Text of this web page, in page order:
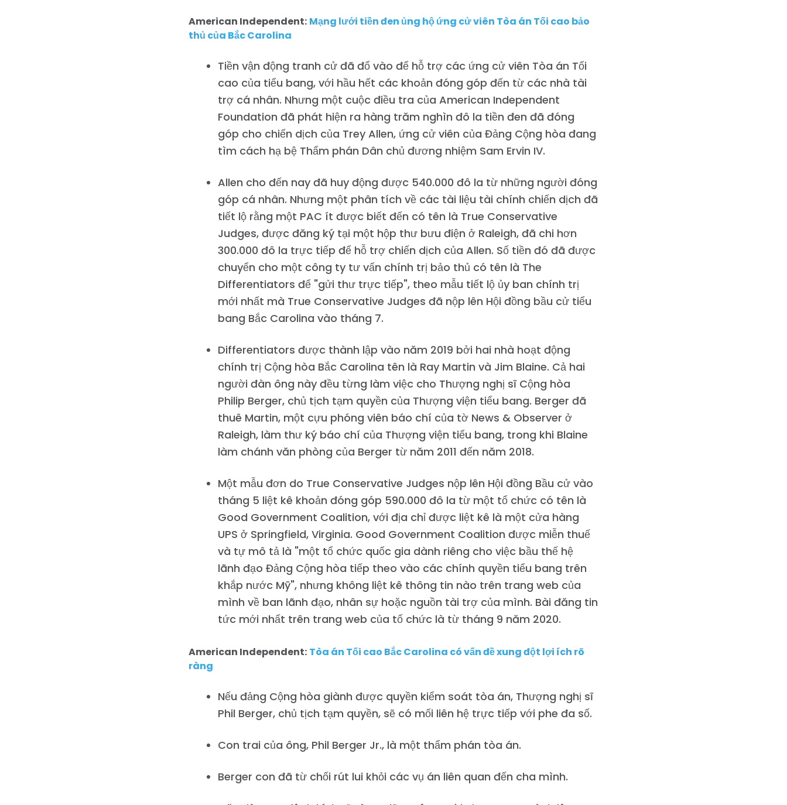
Làm việc với chúng tôi
Hoạt động
Vote
Quyên tặng
American Independent: Mạng lưới tiền đen ủng hộ ứng cử viên Tòa án Tối cao bảo
thủ của Bắc Carolina
Tiền vận động tranh cử đã đổ vào để hỗ trợ các ứng cử viên Tòa án Tối
cao của tiểu bang, với hầu hết các khoản đóng góp đến từ các nhà tài
trợ cá nhân. Nhưng một cuộc điều tra của American Independent
Foundation đã phát hiện ra hàng trăm nghìn đô la tiền đen đã đóng
góp cho chiến dịch của Trey Allen, ứng cử viên của Đảng Cộng hòa đang
tìm cách hạ bệ Thẩm phán Dân chủ đương nhiệm Sam Ervin IV.
Allen cho đến nay đã huy động được 540.000 đô la từ những người đóng
góp cá nhân. Nhưng một phân tích về các tài liệu tài chính chiến dịch đã
tiết lộ rằng một PAC ít được biết đến có tên là True Conservative
Judges, được đăng ký tại một hộp thư bưu điện ở Raleigh, đã chi hơn
300.000 đô la trực tiếp để hỗ trợ chiến dịch của Allen. Số tiền đó đã được
chuyển cho một công ty tư vấn chính trị bảo thủ có tên là The
Differentiators để "gửi thư trực tiếp", theo mẫu tiết lộ ủy ban chính trị
mới nhất mà True Conservative Judges đã nộp lên Hội đồng bầu cử tiểu
bang Bắc Carolina vào tháng 7.
Differentiators được thành lập vào năm 2019 bởi hai nhà hoạt động
chính trị Cộng hòa Bắc Carolina tên là Ray Martin và Jim Blaine. Cả hai
người đàn ông này đều từng làm việc cho Thượng nghị sĩ Cộng hòa
Philip Berger, chủ tịch tạm quyền của Thượng viện tiểu bang. Berger đã
thuê Martin, một cựu phóng viên báo chí của tờ News & Observer ở
Raleigh, làm thư ký báo chí của Thượng viện tiểu bang, trong khi Blaine
làm chánh văn phòng của Berger từ năm 2011 đến năm 2018.
Một mẫu đơn do True Conservative Judges nộp lên Hội đồng Bầu cử vào
tháng 5 liệt kê khoản đóng góp 590.000 đô la từ một tổ chức có tên là
Good Government Coalition, với địa chỉ được liệt kê là một cửa hàng
UPS ở Springfield, Virginia. Good Government Coalition được miễn thuế
và tự mô tả là "một tổ chức quốc gia dành riêng cho việc bầu thế hệ
lãnh đạo Đảng Cộng hòa tiếp theo vào các chính quyền tiểu bang trên
khắp nước Mỹ", nhưng không liệt kê thông tin nào trên trang web của
mình về ban lãnh đạo, nhân sự hoặc nguồn tài trợ của mình. Bài đăng tin
tức mới nhất trên trang web của tổ chức là từ tháng 9 năm 2020.
American Independent: Tòa án Tối cao Bắc Carolina có vấn đề xung đột lợi ích rõ
ràng
Nếu đảng Cộng hòa giành được quyền kiểm soát tòa án, Thượng nghị sĩ
Phil Berger, chủ tịch tạm quyền, sẽ có mối liên hệ trực tiếp với phe đa số.
Con trai của ông, Phil Berger Jr., là một thẩm phán tòa án.
Berger con đã từ chối rút lui khỏi các vụ án liên quan đến cha mình.